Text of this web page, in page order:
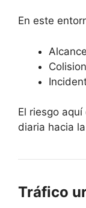
En este
El riesgo
diaria hacia
Tráfico